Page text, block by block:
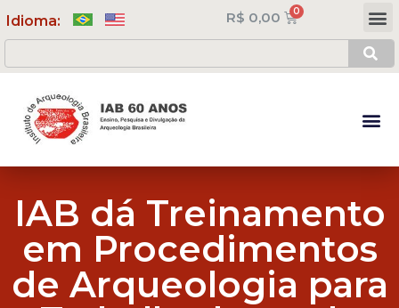
Idioma: R$ 0,00
IAB dá Treinamento
em Procedimentos
de Arqueologia para